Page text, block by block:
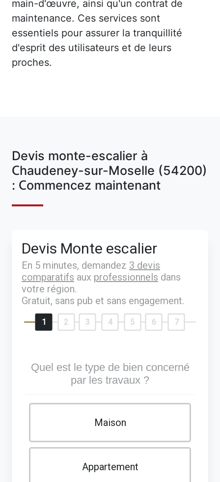
main-d'œuvre, ainsi qu'un contrat de
maintenance. Ces services sont
essentiels pour assurer la tranquillité
d'esprit des utilisateurs et de leurs
proches.
Devis monte-escalier à
Chaudeney-sur-Moselle (54200)
: Commencez maintenant
Devis Monte escalier
En 5 minutes, demandez 3 devis
comparatifs aux professionnels dans
votre région.
Gratuit, sans pub et sans engagement.
1 2 3 4 5 6 7
Quel est le type de bien concerné
par les travaux ?
Maison
Appartement